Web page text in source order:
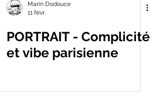
Marin Dodouce
11 févr.
PORTRAIT - Complicité
et vibe parisienne